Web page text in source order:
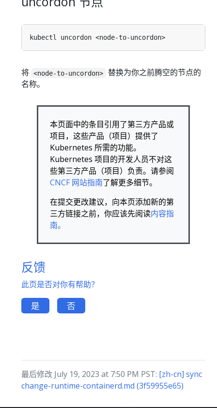
将 <node-to-uncordon>
替换为你之前腾空的节点的
名称。
本页面中的条目引用了第三方产品或
项目，这些产品（项目）提供了
Kubernetes 所需的功能。
Kubernetes 项目的开发人员不对这
些第三方产品（项目）负责。请参阅
CNCF 网站指南了解更多细节。
在提交更改建议，向本页添加新的第
三方链接之前，你应该先阅读内容指
南。
反馈
此页是否对你有帮助？
是 否
最后修改 July 19, 2023 at 7:50 PM PST: [zh-cn] sync
change-runtime-containerd.md (3f59955e65)